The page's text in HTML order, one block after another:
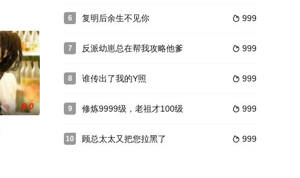
8.0
6  999
复明后余生不见你
7  999
反派幼崽总在帮我攻略他爹
8  999
谁传出了我的Y照
9  999
修炼9999级，老祖才100级
10  999
顾总太太又把您拉黑了